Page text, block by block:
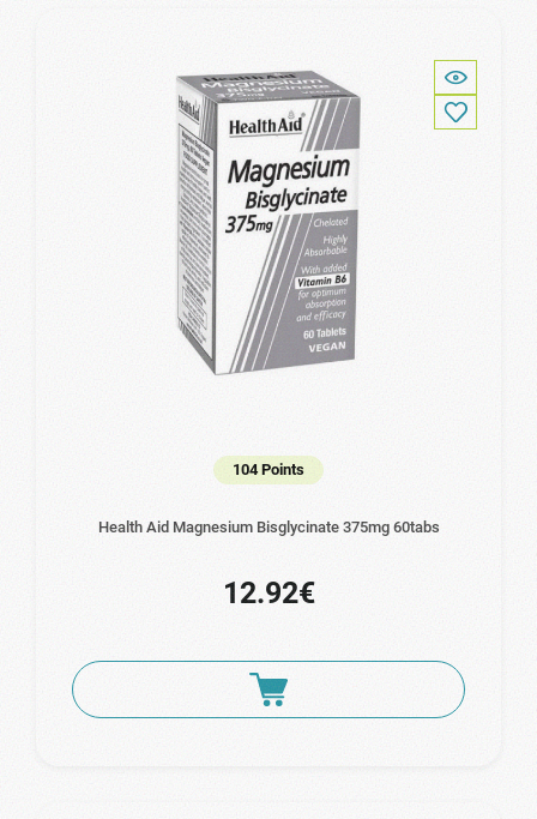
104 Points
Health Aid Magnesium Bisglycinate 375mg 60tabs
12.92€